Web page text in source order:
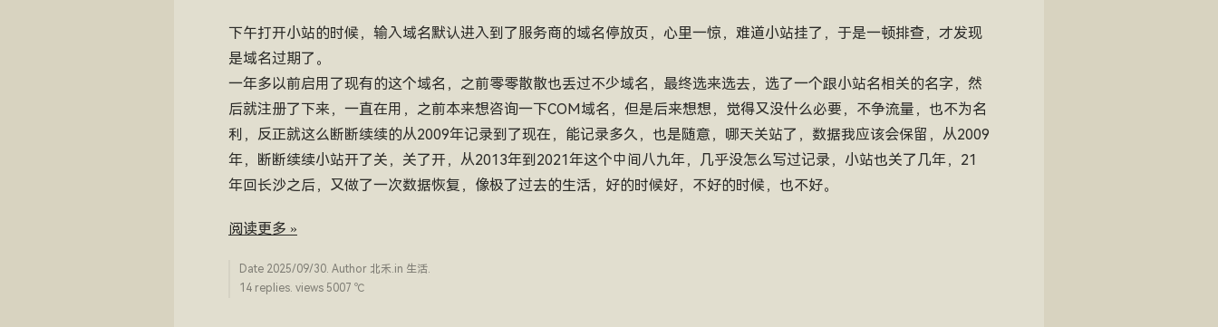
下午打开小站的时候，输入域名默认进入到了服务商的域名停放页，心里一惊，难道小站挂了，于是一顿排查，才发现
是域名过期了。
一年多以前启用了现有的这个域名，之前零零散散也丢过不少域名，最终选来选去，选了一个跟小站名相关的名字，然
后就注册了下来，一直在用，之前本来想咨询一下COM域名，但是后来想想，觉得又没什么必要，不争流量，也不为名
利，反正就这么断断续续的从2009年记录到了现在，能记录多久，也是随意，哪天关站了，数据我应该会保留，从2009
年，断断续续小站开了关，关了开，从2013年到2021年这个中间八九年，几乎没怎么写过记录，小站也关了几年，21
年回长沙之后，又做了一次数据恢复，像极了过去的生活，好的时候好，不好的时候，也不好。
阅读更多 »
Date 2025/09/30. Author 北禾.in 生活.
14 replies. views 5007 ­℃